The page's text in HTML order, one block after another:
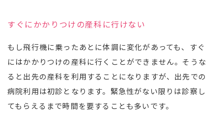
すぐにかかりつけの産科に行けない
もし飛行機に乗ったあとに体調に変化があっても、すぐ
にはかかりつけの産科に行くことができません。そうな
ると出先の産科を利用することになりますが、出先での
病院利用は初診となります。緊急性がない限りは診察し
てもらえるまで時間を要することも多いです。